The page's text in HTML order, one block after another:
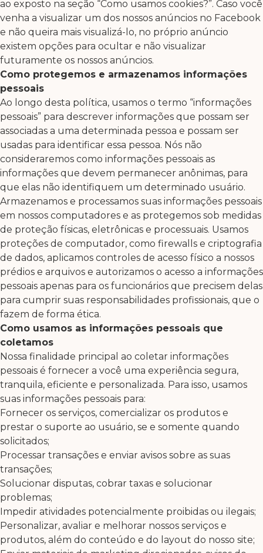
ao exposto na seção “Como usamos cookies?”. Caso você
venha a visualizar um dos nossos anúncios no Facebook
e não queira mais visualizá-lo, no próprio anúncio
existem opções para ocultar e não visualizar
futuramente os nossos anúncios.
Como protegemos e armazenamos informações
pessoais
Ao longo desta política, usamos o termo “informações
pessoais” para descrever informações que possam ser
associadas a uma determinada pessoa e possam ser
usadas para identificar essa pessoa. Nós não
consideraremos como informações pessoais as
informações que devem permanecer anônimas, para
que elas não identifiquem um determinado usuário.
Armazenamos e processamos suas informações pessoais
em nossos computadores e as protegemos sob medidas
de proteção físicas, eletrônicas e processuais. Usamos
proteções de computador, como firewalls e criptografia
de dados, aplicamos controles de acesso físico a nossos
prédios e arquivos e autorizamos o acesso a informações
pessoais apenas para os funcionários que precisem delas
para cumprir suas responsabilidades profissionais, que o
fazem de forma ética.
Como usamos as informações pessoais que
coletamos
Nossa finalidade principal ao coletar informações
pessoais é fornecer a você uma experiência segura,
tranquila, eficiente e personalizada. Para isso, usamos
suas informações pessoais para:
Fornecer os serviços, comercializar os produtos e
prestar o suporte ao usuário, se e somente quando
solicitados;
Processar transações e enviar avisos sobre as suas
transações;
Solucionar disputas, cobrar taxas e solucionar
problemas;
Impedir atividades potencialmente proibidas ou ilegais;
Personalizar, avaliar e melhorar nossos serviços e
produtos, além do conteúdo e do layout do nosso site;